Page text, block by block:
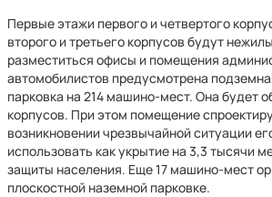
Первые этажи первого и четвертого
второго и третьего корпусов будут
разместиться офисы и помещения
автомобилистов предусмотрена
парковка на 214 машино-мест. Она будет
корпусов. При этом помещение
возникновении чрезвычайной ситуации
использовать как укрытие на 3,3 тысячи
защиты населения. Еще 17 машино-мест
плоскостной наземной парковке.